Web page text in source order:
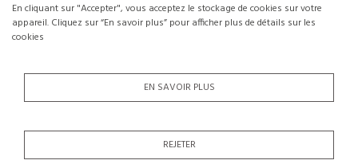
En cliquant sur "Accepter", vous acceptez le stockage de cookies sur votre
appareil. Cliquez sur “En savoir plus” pour afficher plus de détails sur les
cookies
EN SAVOIR PLUS
REJETER
NOUVEAUX CLIENTS
La création d’un compte a de nombreux avantages: sauvegarder la liste de vos
CRÉER UN COMPTE